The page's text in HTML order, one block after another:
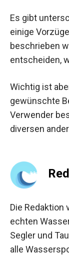
Es gibt
einige
beschrieben
entscheiden,
Wichtig ist
gewünschte
Verwender
diversen
Die Redaktion
echten
Segler und
alle